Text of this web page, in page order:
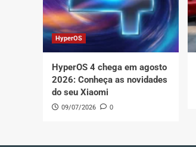
HyperOS
HyperOS 4 chega em agosto
2026: Conheça as novidades
do seu Xiaomi
09/07/2026 0